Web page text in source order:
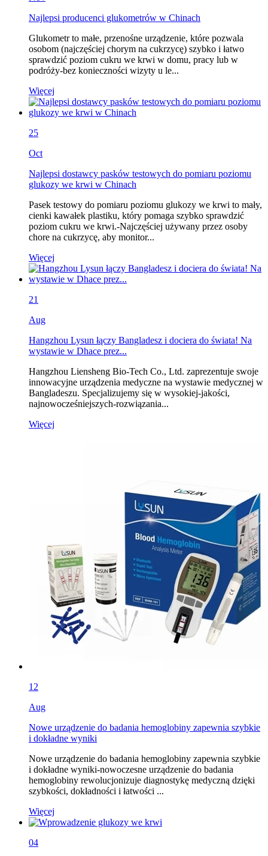
Najlepsi producenci glukometrów w Chinach
Glukometr to małe, przenośne urządzenie, które pozwala
osobom (najczęściej chorym na cukrzycę) szybko i łatwo
sprawdzić poziom cukru we krwi w domu, pracy lub w
podróży-bez konieczności wizyty u le...
Więcej
25
Oct
Najlepsi dostawcy pasków testowych do pomiaru poziomu
glukozy we krwi w Chinach
Pasek testowy do pomiaru poziomu glukozy we krwi to mały,
cienki kawałek plastiku, który pomaga szybko sprawdzić
poziom cukru we krwi.-Najczęściej używany przez osoby
chore na cukrzycę, aby monitor...
Więcej
21
Aug
Hangzhou Lysun łączy Bangladesz i dociera do świata! Na
wystawie w Dhace prez...
Hangzhou Liensheng Bio-Tech Co., Ltd. zaprezentuje swoje
innowacyjne urządzenia medyczne na wystawie medycznej w
Bangladeszu. Specjalizujemy się w wysokiej-jakości,
najnowocześniejszych-rozwiązania...
Więcej
12
Aug
Nowe urządzenie do badania hemoglobiny zapewnia szybkie
i dokładne wyniki
Nowe urządzenie do badania hemoglobiny zapewnia szybkie
i dokładne wyniki-nowoczesne urządzenie do badania
hemoglobiny rewolucjonizuje diagnostykę medyczną dzięki
szybkości, dokładności i łatwości ...
Więcej
04